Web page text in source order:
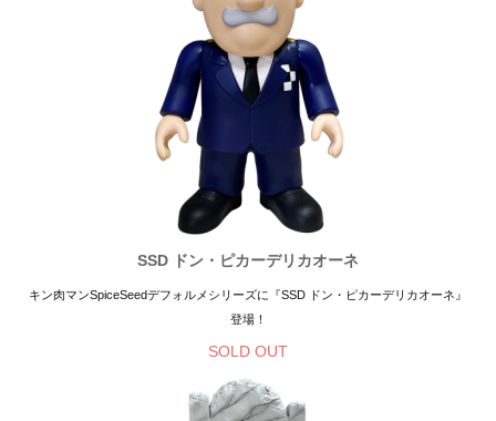
SSD ドン・ピカーデリカオーネ
キン肉マンSpiceSeedデフォルメシリーズに『SSD ドン・ピカーデリカオーネ』
登場！
SOLD OUT